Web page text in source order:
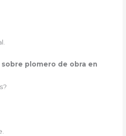
plomero de obra en